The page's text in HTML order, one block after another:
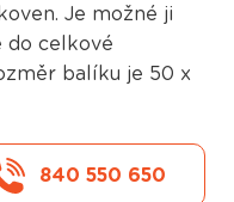
Je možné ji
do celkové
balíku je 50 x
840 550 650